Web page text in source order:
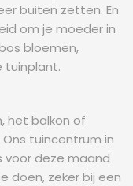
buiten zetten. En
om je moeder in
bloemen,
tuinplant.
het balkon of
tuincentrum in
voor deze maand
doen, zeker bij een